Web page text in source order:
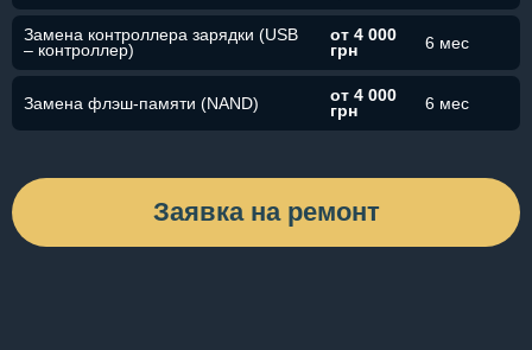
Замена контроллера зарядки (USB
– контроллер)
от 4 000
грн
6 мес
Замена флэш-памяти (NAND)
от 4 000
грн
6 мес
Заявка на ремонт